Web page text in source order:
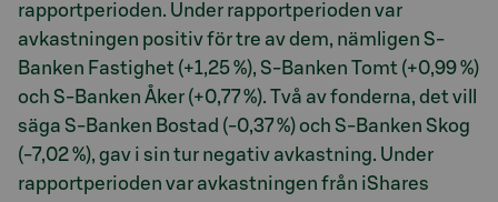
rapportperioden. Under rapportperioden var
avkastningen positiv för tre av dem, nämligen S-
Banken Fastighet (+1,25 %), S-Banken Tomt (+0,99 %)
och S-Banken Åker (+0,77 %). Två av fonderna, det vill
säga S-Banken Bostad (-0,37 %) och S-Banken Skog
(-7,02 %), gav i sin tur negativ avkastning. Under
rapportperioden var avkastningen från iShares